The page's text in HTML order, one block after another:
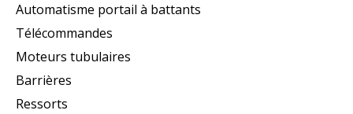
Automatisme portail à battants
Télécommandes
Moteurs tubulaires
Barrières
Ressorts